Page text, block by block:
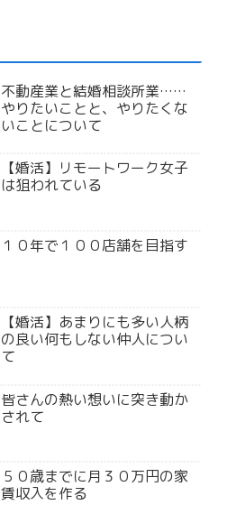
不動産業と結婚相談所業……
やりたいことと、やりたくな
いことについて
【婚活】リモートワーク女子
は狙われている
１０年で１００店舗を目指す
【婚活】あまりにも多い人柄
の良い何もしない仲人につい
て
皆さんの熱い想いに突き動か
されて
５０歳までに月３０万円の家
賃収入を作る